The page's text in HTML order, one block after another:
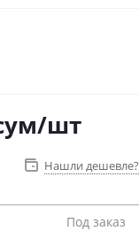
/шт
Нашли дешевле?
Под заказ